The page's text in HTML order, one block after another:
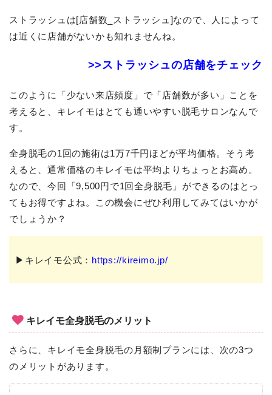
ストラッシュは[店舗数_ストラッシュ]なので、人によって
は近くに店舗がないかも知れませんね。
>>ストラッシュの店舗をチェック
このように「少ない来店頻度」で「店舗数が多い」ことを
考えると、キレイモはとても通いやすい脱毛サロンなんで
す。
全身脱毛の1回の施術は1万7千円ほどが平均価格。そう考
えると、通常価格のキレイモは平均よりちょっとお高め。
なので、今回「9,500円で1回全身脱毛」ができるのはとっ
てもお得ですよね。この機会にぜひ利用してみてはいかが
でしょうか？
▶キレイモ公式： https://kireimo.jp/
キレイモ全身脱毛のメリット
さらに、キレイモ全身脱毛の月額制プランには、次の3つ
のメリットがあります。